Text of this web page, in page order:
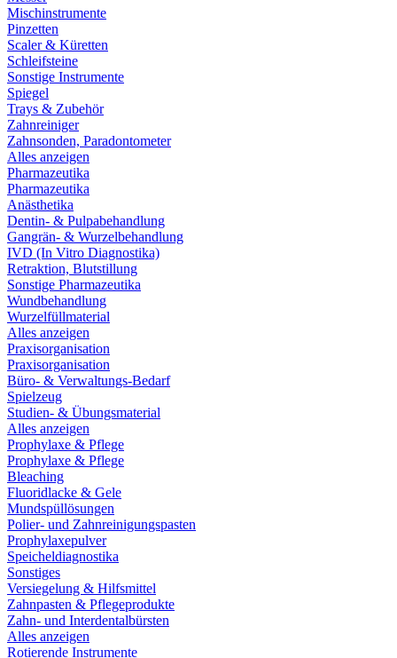
Mischinstrumente
Pinzetten
Scaler & Küretten
Schleifsteine
Sonstige Instrumente
Spiegel
Trays & Zubehör
Zahnreiniger
Zahnsonden, Paradontometer
Alles anzeigen
Pharmazeutika
Pharmazeutika
Anästhetika
Dentin- & Pulpabehandlung
Gangrän- & Wurzelbehandlung
IVD (In Vitro Diagnostika)
Retraktion, Blutstillung
Sonstige Pharmazeutika
Wundbehandlung
Wurzelfüllmaterial
Alles anzeigen
Praxisorganisation
Praxisorganisation
Büro- & Verwaltungs-Bedarf
Spielzeug
Studien- & Übungsmaterial
Alles anzeigen
Prophylaxe & Pflege
Prophylaxe & Pflege
Bleaching
Fluoridlacke & Gele
Mundspüllösungen
Polier- und Zahnreinigungspasten
Prophylaxepulver
Speicheldiagnostika
Sonstiges
Versiegelung & Hilfsmittel
Zahnpasten & Pflegeprodukte
Zahn- und Interdentalbürsten
Alles anzeigen
Rotierende Instrumente